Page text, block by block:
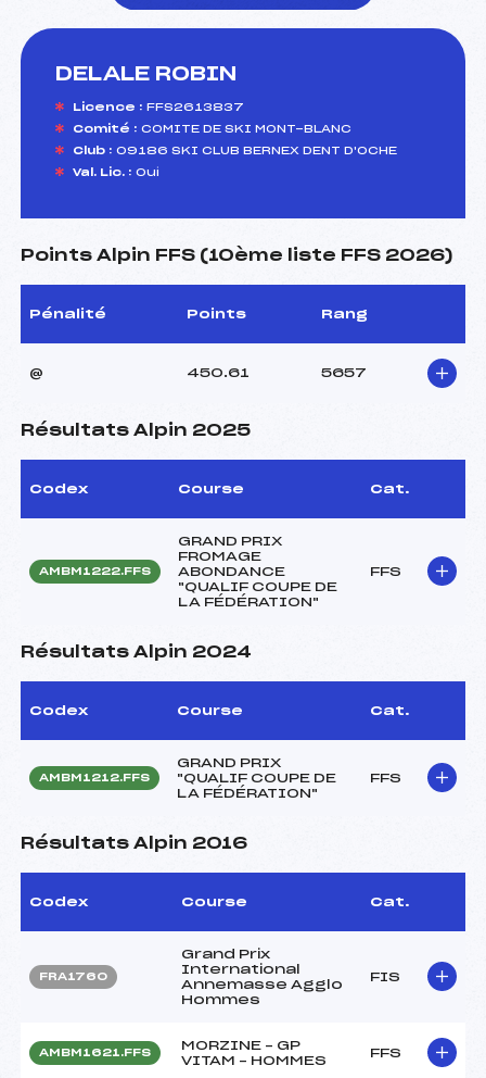
DELALE ROBIN
Licence : FFS2613837
Comité : COMITE DE SKI MONT-BLANC
Club : 09186 SKI CLUB BERNEX DENT D'OCHE
Val. Lic. : Oui
Points Alpin FFS (10ème liste FFS 2026)
Pénalité Points Rang
@ 450.61 5657
Résultats Alpin 2025
Codex Course Cat.
AMBM1222.FFS
GRAND PRIX
FROMAGE
ABONDANCE
"QUALIF COUPE DE
LA FÉDÉRATION"
FFS
Résultats Alpin 2024
Codex Course Cat.
AMBM1212.FFS
GRAND PRIX
"QUALIF COUPE DE
LA FÉDÉRATION"
FFS
Résultats Alpin 2016
Codex Course Cat.
FRA1760
Grand Prix
International
Annemasse Agglo
Hommes
FIS
AMBM1621.FFS
MORZINE – GP
VITAM – HOMMES
FFS